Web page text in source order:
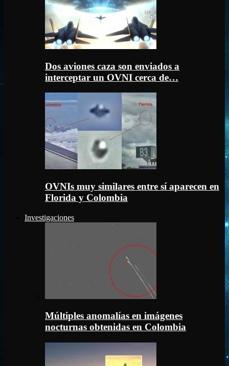
Dos aviones caza son enviados a
interceptar un OVNI cerca de…
OVNIs muy similares entre sí aparecen en
Florida y Colombia
Investigaciones
Múltiples anomalías en imágenes
nocturnas obtenidas en Colombia